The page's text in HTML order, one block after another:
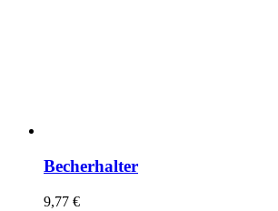
Becherhalter
9,77 €